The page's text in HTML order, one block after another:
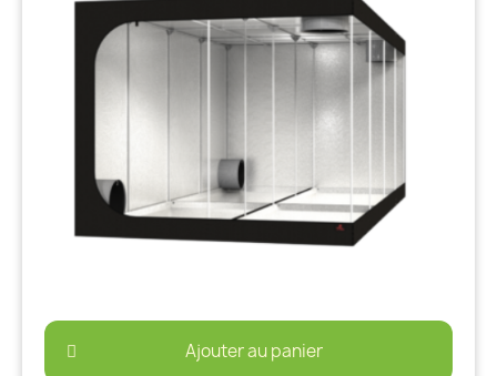
Ajouter au panier